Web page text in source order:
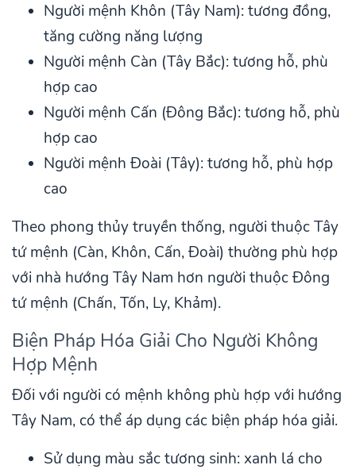
Người mệnh Khôn (Tây Nam): tương đồng,
tăng cường năng lượng
Người mệnh Càn (Tây Bắc): tương hỗ, phù
hợp cao
Người mệnh Cấn (Đông Bắc): tương hỗ, phù
hợp cao
Người mệnh Đoài (Tây): tương hỗ, phù hợp
cao
Theo phong thủy truyền thống, người thuộc Tây
tứ mệnh (Càn, Khôn, Cấn, Đoài) thường phù hợp
với nhà hướng Tây Nam hơn người thuộc Đông
tứ mệnh (Chấn, Tốn, Ly, Khảm).
Biện Pháp Hóa Giải Cho Người Không
Hợp Mệnh
Đối với người có mệnh không phù hợp với hướng
Tây Nam, có thể áp dụng các biện pháp hóa giải.
Sử dụng màu sắc tương sinh: xanh lá cho